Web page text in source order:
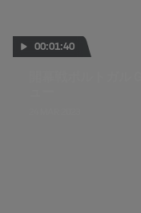
00:01:40